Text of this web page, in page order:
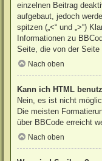
einzelnen Beitrag
aufgebaut, jedoch
spitzen („<“ und „>“)
Informationen zu
Seite, die von der
Nach oben
Kann ich HTML
Nein, es ist nicht
Die meisten
über BBCode erreicht
Nach oben